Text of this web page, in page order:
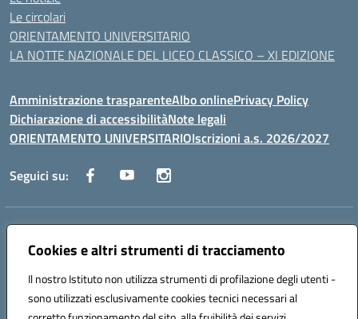
Cookies e altri strumenti di tracciamento
Il nostro Istituto non utilizza strumenti di profilazione degli utenti -
sono utilizzati esclusivamente cookies tecnici necessari al
Le circolari
ORIENTAMENTO UNIVERSITARIO
LA NOTTE NAZIONALE DEL LICEO CLASSICO – XI EDIZIONE
Amministrazione trasparenteAlbo onlinePrivacy Policy
Dichiarazione di accessibilitàNote legali
ORIENTAMENTO UNIVERSITARIOIscrizioni a.s. 2026/2027
Seguici su:
Indirizzo:
Centralino:0882 331218 Email:fgps210002@istruzione.it
Codice fiscale: 93071630714
Codice meccanografico:
FGPS210002